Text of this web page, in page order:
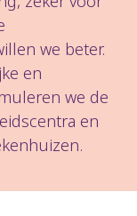
we beter.
en
we de
en